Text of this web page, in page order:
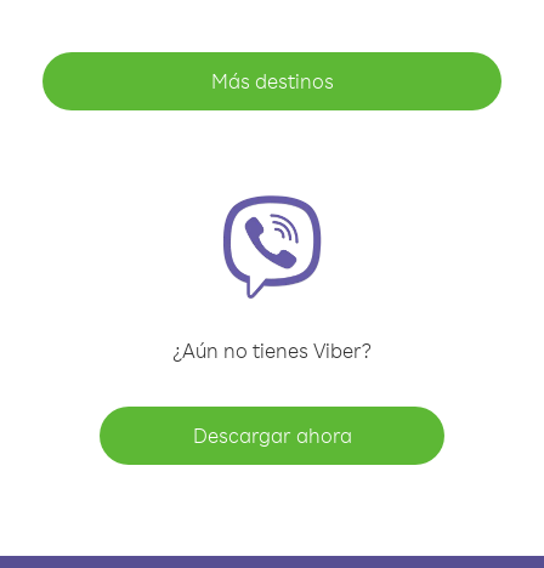
Más destinos
¿Aún no tienes Viber?
Descargar ahora